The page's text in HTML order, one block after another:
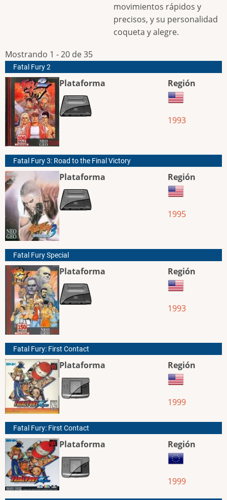
movimientos rápidos y
precisos, y su personalidad
coqueta y alegre.
Mostrando 1 - 20 de 35
Fatal Fury 2
Plataforma Región
1993
Fatal Fury 3: Road to the Final Victory
Plataforma Región
1995
Fatal Fury Special
Plataforma Región
1993
Fatal Fury: First Contact
Plataforma Región
1999
Fatal Fury: First Contact
Plataforma Región
1999